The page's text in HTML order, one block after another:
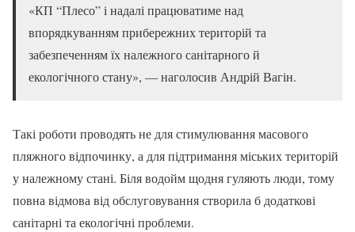
«КП “Плесо” і надалі працюватиме над
впорядкуванням прибережних територій та
забезпеченням їх належного санітарного й
екологічного стану», — наголосив Андрій Вагін.
Такі роботи проводять не для стимулювання масового
пляжного відпочинку, а для підтримання міських територій
у належному стані. Біля водойм щодня гуляють люди, тому
повна відмова від обслуговування створила б додаткові
санітарні та екологічні проблеми.